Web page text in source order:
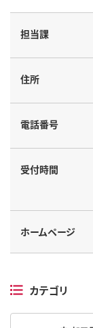
担当課
住所
電話番号
受付時間
ホームページ
カテゴリ